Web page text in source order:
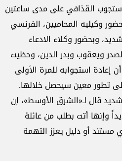
استجوب القذافي على مدى ساعتين
وكيليه المحاميين، الفرنسي
وبحضور وكلاء الادعاء
ويعقوب وبدر الدين، وحظيت
إعادة استجوابه للمرة الأولى
على تطور معين سيحصل خلالها.
قال لـ«الشرق الأوسط»، إن
وإنها أتت بطلب من عائلة
مستند أو دليل يعزز التهمة